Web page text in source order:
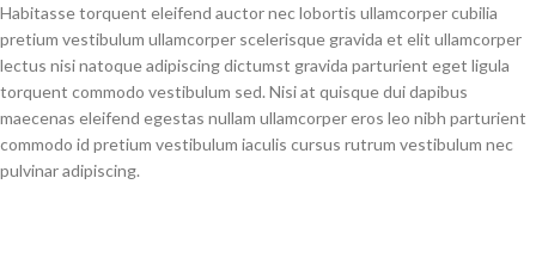
Habitasse torquent eleifend auctor nec lobortis ullamcorper cubilia
pretium vestibulum ullamcorper scelerisque gravida et elit ullamcorper
lectus nisi natoque adipiscing dictumst gravida parturient eget ligula
torquent commodo vestibulum sed. Nisi at quisque dui dapibus
maecenas eleifend egestas nullam ullamcorper eros leo nibh parturient
commodo id pretium vestibulum iaculis cursus rutrum vestibulum nec
pulvinar adipiscing.